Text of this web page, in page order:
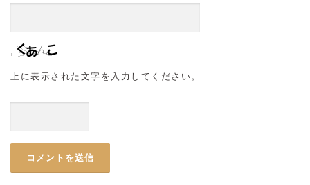
上に表示された文字を入力してください。